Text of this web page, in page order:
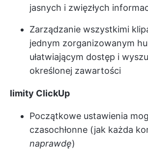
jasnych i zwięzłych
Zarządzanie wszystkimi
jednym zorganizowanym
ułatwiającym dostęp i
określonej zawartości
limity ClickUp
Początkowe ustawienia
czasochłonne (jak każda
naprawdę)